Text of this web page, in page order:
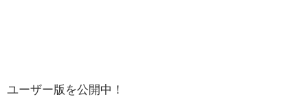
ユーザー版を公開中！